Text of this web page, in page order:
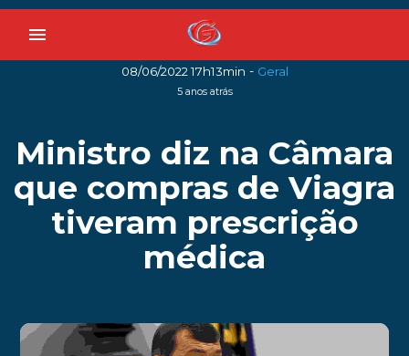
menu
08/06/2022 17h13min - Geral
5 anos atrás
Ministro diz na Câmara
que compras de Viagra
tiveram prescrição
médica